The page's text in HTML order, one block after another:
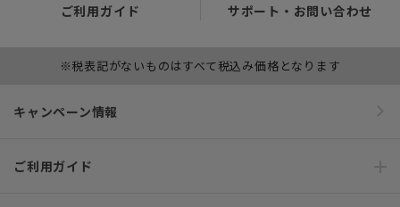
ご利用ガイド サポート・お問い合わせ
※税表記がないものはすべて税込み価格となります
キャンペーン情報
ご利用ガイド